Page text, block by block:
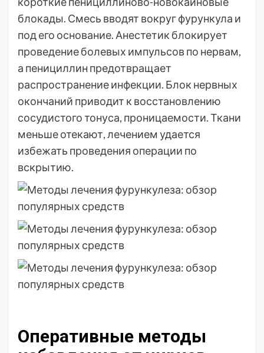
блокады. Смесь вводят вокруг фурункула и
под его основание. Анестетик блокирует
проведение болевых импульсов по нервам,
а пенициллин предотвращает
распространение инфекции. Блок нервных
окончаний приводит к восстановлению
сосудистого тонуса, проницаемости. Ткани
меньше отекают, лечением удается
избежать проведения операции по
вскрытию.
Оперативные методы